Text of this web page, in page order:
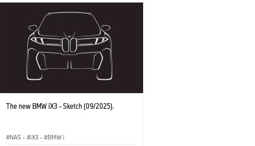
The new BMW iX3 - Sketch (09/2025).
NA5 · iX3 · BMW i